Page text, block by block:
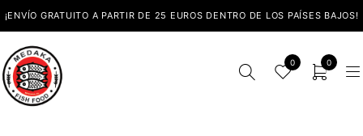
¡ENVÍO GRATUITO A PARTIR DE 25 EUROS DENTRO DE LOS PAÍSES BAJOS!
0 0